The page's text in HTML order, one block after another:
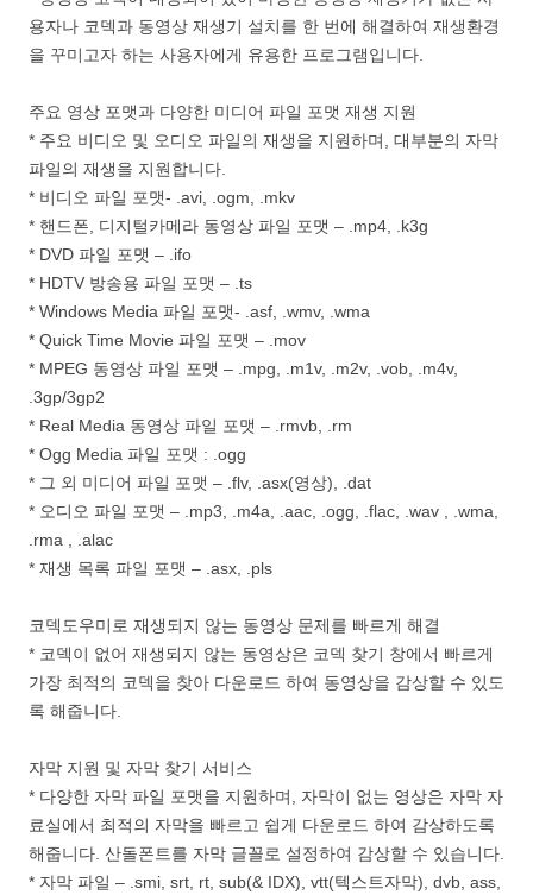
용자나 코덱과 동영상 재생기 설치를 한 번에 해결하여 재생환경
을 꾸미고자 하는 사용자에게 유용한 프로그램입니다.
주요 영상 포맷과 다양한 미디어 파일 포맷 재생 지원
* 주요 비디오 및 오디오 파일의 재생을 지원하며, 대부분의 자막
파일의 재생을 지원합니다.
* 비디오 파일 포맷- .avi, .ogm, .mkv
* 핸드폰, 디지털카메라 동영상 파일 포맷 – .mp4, .k3g
* DVD 파일 포맷 – .ifo
* HDTV 방송용 파일 포맷 – .ts
* Windows Media 파일 포맷- .asf, .wmv, .wma
* Quick Time Movie 파일 포맷 – .mov
* MPEG 동영상 파일 포맷 – .mpg, .m1v, .m2v, .vob, .m4v,
.3gp/3gp2
* Real Media 동영상 파일 포맷 – .rmvb, .rm
* Ogg Media 파일 포맷 : .ogg
* 그 외 미디어 파일 포맷 – .flv, .asx(영상), .dat
* 오디오 파일 포맷 – .mp3, .m4a, .aac, .ogg, .flac, .wav , .wma,
.rma , .alac
* 재생 목록 파일 포맷 – .asx, .pls
코덱도우미로 재생되지 않는 동영상 문제를 빠르게 해결
* 코덱이 없어 재생되지 않는 동영상은 코덱 찾기 창에서 빠르게
가장 최적의 코덱을 찾아 다운로드 하여 동영상을 감상할 수 있도
록 해줍니다.
자막 지원 및 자막 찾기 서비스
* 다양한 자막 파일 포맷을 지원하며, 자막이 없는 영상은 자막 자
료실에서 최적의 자막을 빠르고 쉽게 다운로드 하여 감상하도록
해줍니다. 산돌폰트를 자막 글꼴로 설정하여 감상할 수 있습니다.
* 자막 파일 – .smi, srt, rt, sub(& IDX), vtt(텍스트자막), dvb, ass,